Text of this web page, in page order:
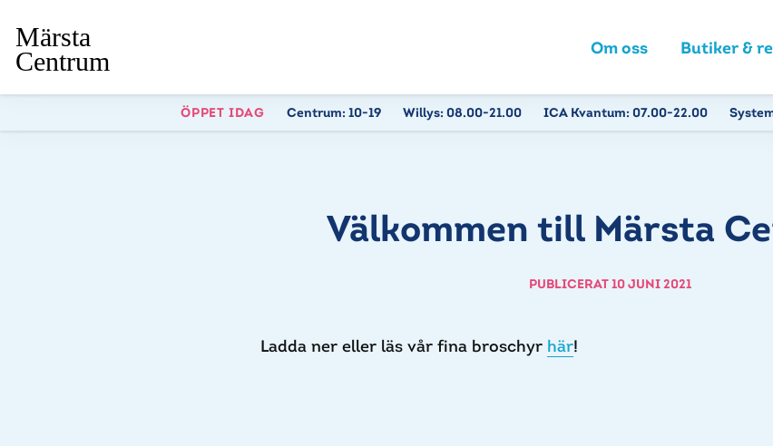
Om oss Butiker &
ÖPPET IDAG Centrum: 10-19 Willys: 08.00-21.00 ICA Kvantum: 07.00-22.00
Välkommen till Märsta
PUBLICERAT 10 JUNI 2021
Ladda ner eller läs vår fina broschyr här!